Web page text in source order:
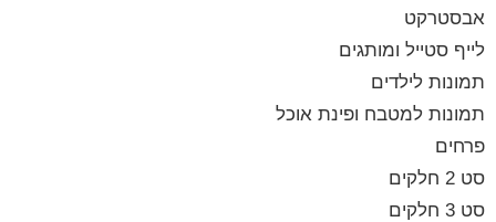
אבסטרקט
לייף סטייל ומותגים
תמונות לילדים
תמונות למטבח ופינת אוכל
פרחים
סט 2 חלקים
סט 3 חלקים